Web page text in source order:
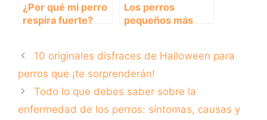
¿Por qué mi perro
respira fuerte?
mejorar su
respiración.
Los perros
pequeños más
enamorarán
10 originales disfraces de Halloween para
perros que ¡te sorprenderán!
Todo lo que debes saber sobre la
enfermedad de los perros: síntomas, causas y